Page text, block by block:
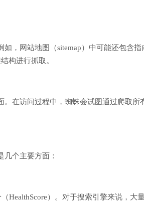
，网站地图（sitemap）中可能还包含
构进行抓取。
在访问过程中，蜘蛛会试图通过爬取
个主要方面：
HealthScore）。对于搜索引擎来说，大